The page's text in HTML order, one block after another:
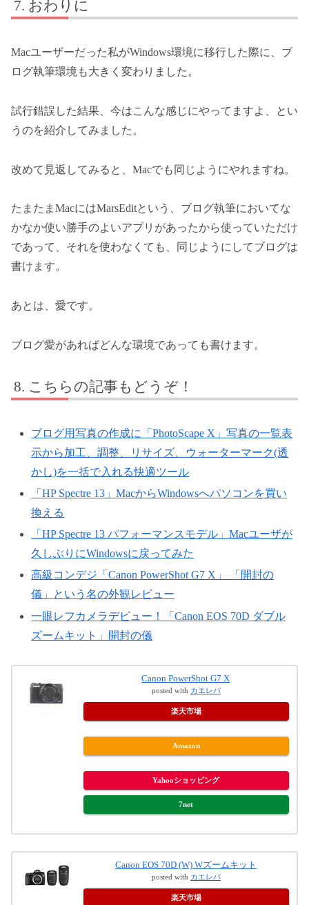
おわりに
Macユーザーだった私がWindows環境に移行した際に、ブ
ログ執筆環境も大きく変わりました。
試行錯誤した結果、今はこんな感じにやってますよ、とい
うのを紹介してみました。
改めて見返してみると、Macでも同じようにやれますね。
たまたまMacにはMarsEditという、ブログ執筆においてな
かなか使い勝手のよいアプリがあったから使っていただけ
であって、それを使わなくても、同じようにしてブログは
書けます。
あとは、愛です。
ブログ愛があればどんな環境であっても書けます。
こちらの記事もどうぞ！
ブログ用写真の作成に「PhotoScape X」写真の一覧表
示から加工、調整、リサイズ、ウォーターマーク(透
かし)を一括で入れる快適ツール
「HP Spectre 13」MacからWindowsへパソコンを買い
換える
「HP Spectre 13 パフォーマンスモデル」Macユーザが
久しぶりにWindowsに戻ってみた
高級コンデジ「Canon PowerShot G7 X」 「開封の
儀」という名の外観レビュー
一眼レフカメラデビュー！「Canon EOS 70D ダブル
ズームキット」開封の儀
Canon PowerShot G7 X
posted with カエレバ
楽天市場
Amazon
Yahooショッピング
7net
Canon EOS 70D (W) Wズームキット
posted with カエレバ
楽天市場